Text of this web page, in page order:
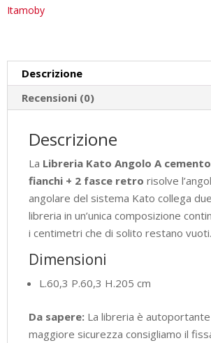
6
fianchi
fasce
L.60,3
P.60,3
H.205
quantità
Itamoby
Descrizione
Recensioni (0)
Descrizione
La Libreria Kato Angolo A
fianchi + 2 fasce retro risolve
angolare del sistema Kato collega
libreria in un’unica composizione
i centimetri che di solito restano vuoti.
Dimensioni
L.60,3 P.60,3 H.205 cm
Da sapere: La libreria è
maggiore sicurezza consigliamo il